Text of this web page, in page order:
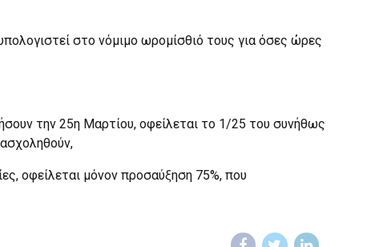
στο νόμιμο ωρομίσθιό τους για όσες ώρες
την 25η Μαρτίου, οφείλεται το 1/25 του συνήθως
οφείλεται μόνον προσαύξηση 75%, που